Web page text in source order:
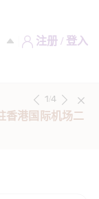
注册 / 登入
香港国际机场二
1/4